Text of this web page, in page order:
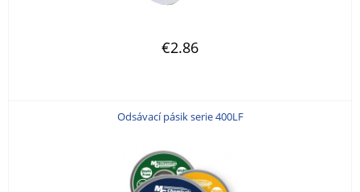
€2.86
Odsávací pásik serie 400LF